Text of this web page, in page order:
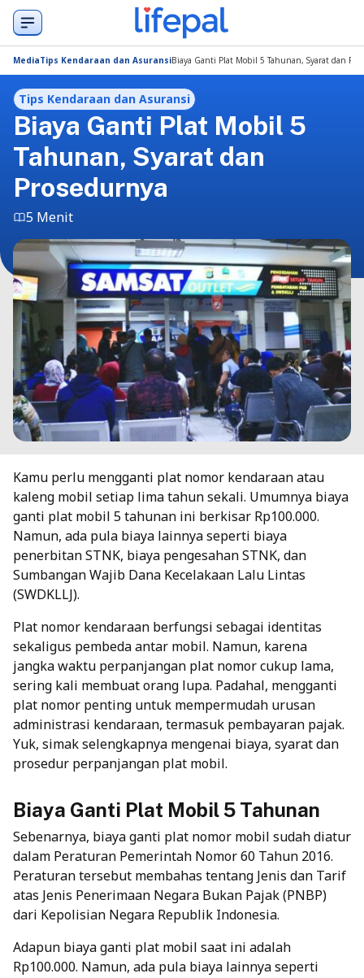
MediaTips Kendaraan dan AsuransiBiaya Ganti Plat Mobil 5 Tahunan, Syarat dan
Tips Kendaraan dan Asuransi
Biaya Ganti Plat Mobil 5
Tahunan, Syarat dan
Prosedurnya
5 Menit
Kamu perlu mengganti plat nomor kendaraan atau
kaleng mobil setiap lima tahun sekali. Umumnya biaya
ganti plat mobil 5 tahunan ini berkisar Rp100.000.
Namun, ada pula biaya lainnya seperti biaya
penerbitan STNK, biaya pengesahan STNK, dan
Sumbangan Wajib Dana Kecelakaan Lalu Lintas
(SWDKLLJ).
Plat nomor kendaraan berfungsi sebagai identitas
sekaligus pembeda antar mobil. Namun, karena
jangka waktu perpanjangan plat nomorcukup lama,
sering kali membuat orang lupa. Padahal, mengganti
plat nomor penting untuk mempermudah urusan
administrasi kendaraan, termasuk pembayaran pajak.
Yuk, simak selengkapnya mengenai biaya, syarat dan
prosedur perpanjangan plat mobil.
Biaya Ganti Plat Mobil 5 Tahunan
Sebenarnya, biaya ganti plat nomor mobil sudah diatur
dalam Peraturan Pemerintah Nomor 60 Tahun 2016.
Peraturan tersebut membahas tentang Jenis dan Tarif
atas Jenis Penerimaan Negara Bukan Pajak (PNBP)
dari Kepolisian Negara Republik Indonesia.
Adapun biaya ganti plat mobil saat ini adalah
Rp100.000. Namun, ada pula biaya lainnya seperti